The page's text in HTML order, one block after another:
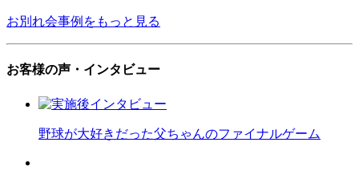
お別れ会事例をもっと見る
お客様の声・インタビュー
野球が大好きだった父ちゃんのファイナルゲーム